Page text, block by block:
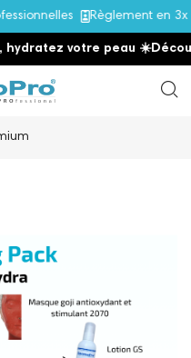
Règlement en 3x
votre peau ☀️